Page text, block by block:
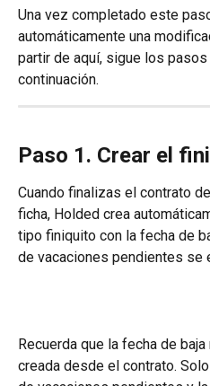
Una vez completado este
automáticamente una
partir de aquí, sigue los
continuación.
Paso 1. Crear el
Cuando finalizas el contrato
ficha, Holded crea
tipo finiquito con la fecha de
de vacaciones pendientes se
Recuerda que la fecha de
creada desde el contrato.